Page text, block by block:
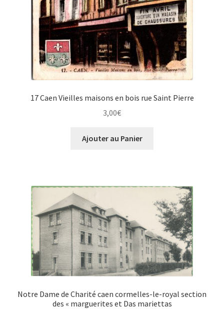
17 Caen Vieilles maisons en bois rue Saint Pierre
3,00€
Ajouter au Panier
Notre Dame de Charité caen cormelles-le-royal section
des « marguerites et Das mariettas